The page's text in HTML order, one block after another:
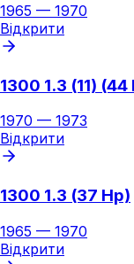
1965 — 1970
Відкрити
1300 1.3 (11) (44
1970 — 1973
Відкрити
1300 1.3 (37 Hp)
1965 — 1970
Відкрити